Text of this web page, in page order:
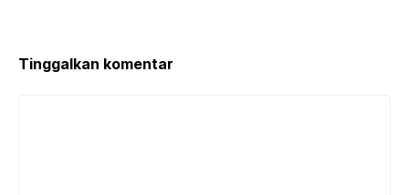
Tinggalkan komentar